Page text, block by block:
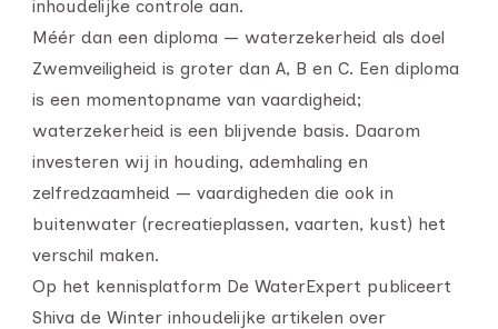
inhoudelijke controle aan.
Méér dan een diploma — waterzekerheid als doel
Zwemveiligheid is groter dan A, B en C. Een diploma
is een momentopname van vaardigheid;
waterzekerheid is een blijvende basis. Daarom
investeren wij in houding, ademhaling en
zelfredzaamheid — vaardigheden die ook in
buitenwater (recreatieplassen, vaarten, kust) het
verschil maken.
Op het kennisplatform De WaterExpert publiceert
Shiva de Winter inhoudelijke artikelen over